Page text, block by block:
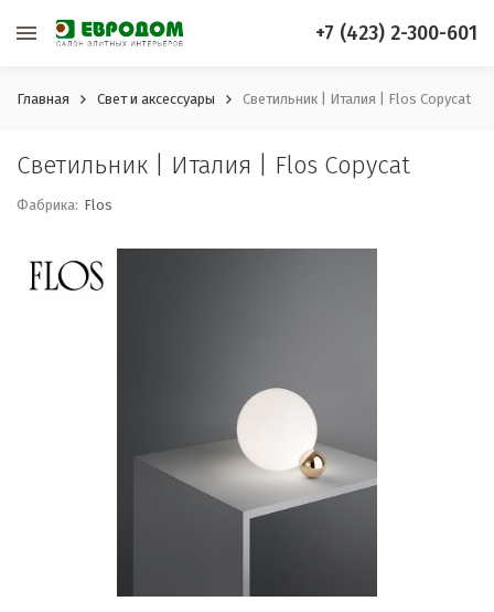
+7 (423) 2-300-601
Главная Свет и аксессуары Светильник | Италия | Flos Copycat
Светильник | Италия | Flos Copycat
Фабрика: Flos